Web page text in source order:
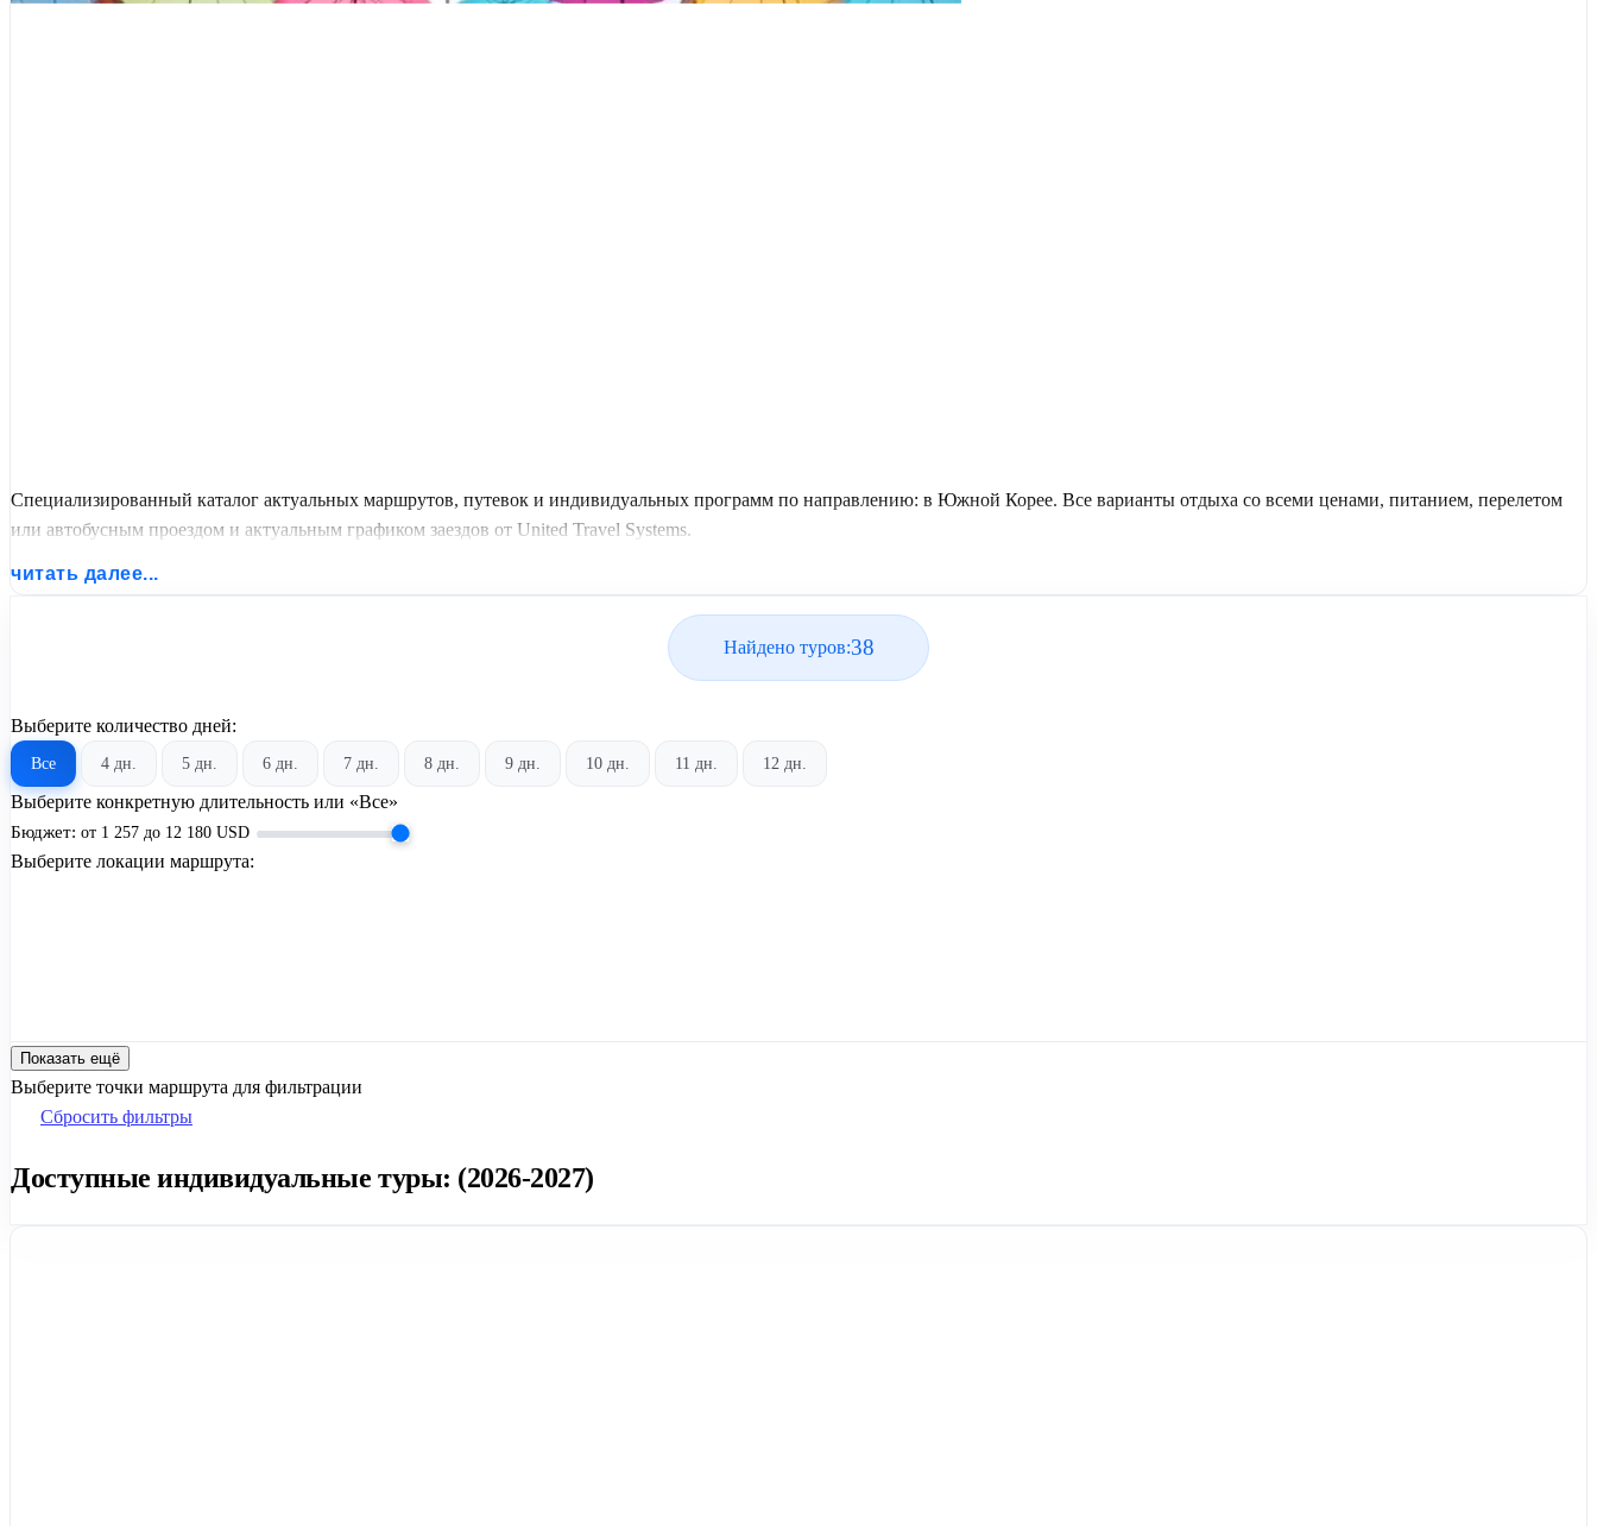
Специализированный каталог актуальных маршрутов, путевок и индивидуальных программ по направлению: в Южной Корее. Все варианты отдыха со всеми ценами, питанием, перелетом
или автобусным проездом и актуальным графиком заездов от United Travel Systems.
читать далее...
Найдено туров:38
Выберите количество дней:
Все 4 дн. 5 дн. 6 дн. 7 дн. 8 дн. 9 дн. 10 дн. 11 дн. 12 дн.
Выберите конкретную длительность или «Все»
Бюджет: от 1 257 до 12 180 USD
Выберите локации маршрута:
Показать ещё
Выберите точки маршрута для фильтрации
Сбросить фильтры
Доступные индивидуальные туры: (2026-2027)